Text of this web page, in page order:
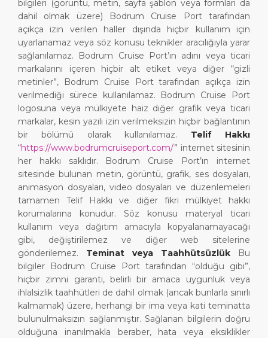
bilgileri (görüntü, metin, sayfa şablon veya formları da
dahil olmak üzere) Bodrum Cruise Port tarafından
açıkça izin verilen haller dışında hiçbir kullanım için
uyarlanamaz veya söz konusu teknikler aracılığıyla yarar
sağlanılamaz. Bodrum Cruise Port’ın adını veya ticari
markalarını içeren hiçbir alt etiket veya diğer “gizli
metinler”, Bodrum Cruise Port tarafından açıkça izin
verilmediği sürece kullanılamaz. Bodrum Cruise Port
logosuna veya mülkiyete haiz diğer grafik veya ticari
markalar, kesin yazılı izin verilmeksizin hiçbir bağlantının
bir bölümü olarak kullanılamaz. Telif Hakkı
“https://www.bodrumcruiseport.com/” internet sitesinin
her hakkı saklıdır. Bodrum Cruise Port’ın internet
sitesinde bulunan metin, görüntü, grafik, ses dosyaları,
animasyon dosyaları, video dosyaları ve düzenlemeleri
tamamen Telif Hakkı ve diğer fikri mülkiyet hakkı
korumalarına konudur. Söz konusu materyal ticari
kullanım veya dağıtım amacıyla kopyalanamayacağı
gibi, değiştirilemez ve diğer web sitelerine
gönderilemez. Teminat veya Taahhütsüzlük Bu
bilgiler Bodrum Cruise Port tarafından “olduğu gibi”,
hiçbir zımni garanti, belirli bir amaca uygunluk veya
ihlalsizlik taahhütleri de dahil olmak (ancak bunlarla sınırlı
kalmamak) üzere, herhangi bir ima veya kati teminatta
bulunulmaksızın sağlanmıştır. Sağlanan bilgilerin doğru
olduğuna inanılmakla beraber, hata veya eksiklikler